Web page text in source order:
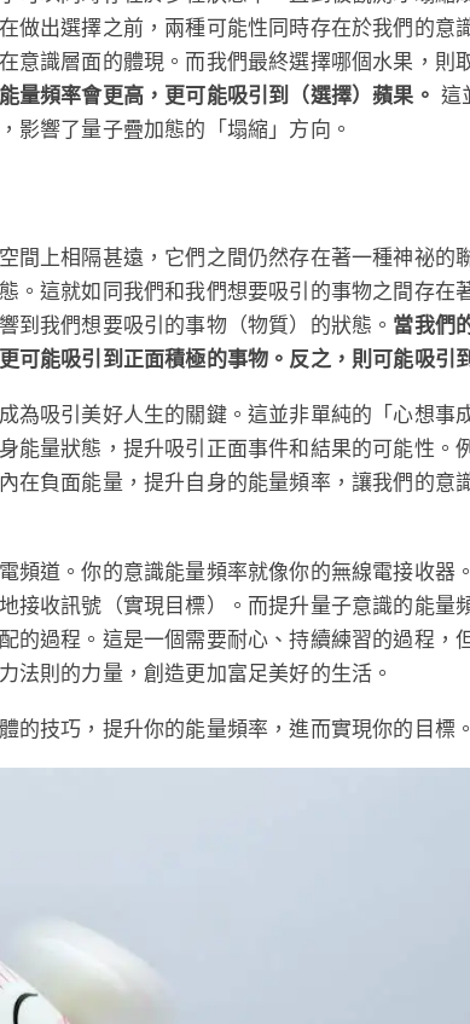
做出選擇之前，兩種可能性同時存在於我們的意
意識層面的體現。而我們最終選擇哪個水果，則
量頻率會更高，更可能吸引到（選擇）蘋果。 這
影響了量子疊加態的「塌縮」方向。
間上相隔甚遠，它們之間仍然存在著一種神祕的
。這就如同我們和我們想要吸引的事物之間存在
到我們想要吸引的事物（物質）的狀態。 當我們
可能吸引到正面積極的事物。反之，則可能吸引
為吸引美好人生的關鍵。這並非單純的「心想事
能量狀態，提升吸引正面事件和結果的可能性。
在負面能量，提升自身的能量頻率，讓我們的意
頻道。你的意識能量頻率就像你的無線電接收器
接收訊號（實現目標）。而提升量子意識的能量
的過程。這是一個需要耐心、持續練習的過程，
法則的力量，創造更加富足美好的生活。
的技巧，提升你的能量頻率，進而實現你的目標。